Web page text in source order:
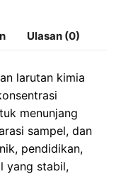
Ulasan (0)
larutan kimia
menunjang
sampel, dan
pendidikan,
yang stabil,